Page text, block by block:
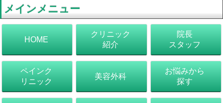
メインメニュー
HOME
クリニック
紹介
院長
スタッフ
ペインク
リニック
美容外科
お悩みから
探す